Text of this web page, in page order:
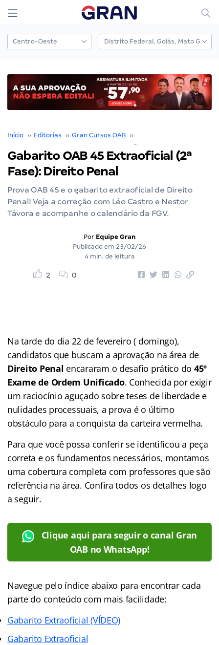
Início ›› Editorias ›› Gran Cursos OAB ››
Gabarito OAB 45 Extraoficial (2ª
Fase): Direito Penal
Prova OAB 45 e o gabarito extraoficial de Direito
Penal! Veja a correção com Léo Castro e Nestor
Távora e acompanhe o calendário da FGV.
Por Equipe Gran
Publicado em 23/02/26
4 min. de leitura
2 0
Na tarde do dia 22 de fevereiro ( domingo),
candidatos que buscam a aprovação na área de
Direito Penal encararam o desafio prático do 45º
Exame de Ordem Unificado. Conhecida por exigir
um raciocínio aguçado sobre teses de liberdade e
nulidades processuais, a prova é o último
obstáculo para a conquista da carteira vermelha.
Para que você possa conferir se identificou a peça
correta e os fundamentos necessários, montamos
uma cobertura completa com professores que são
referência na área. Confira todos os detalhes logo
a seguir.
Clique aqui para seguir o canal Gran
OAB no WhatsApp!
Navegue pelo índice abaixo para encontrar cada
parte do conteúdo com mais facilidade:
Gabarito Extraoficial (VÍDEO)
Gabarito Extraoficial